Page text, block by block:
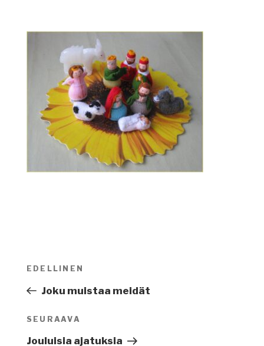
Artikkelien
Edellinen
artikkeli
EDELLINEN
Joku muistaa meidät
Seuraava
artikkeli
SEURAAVA
Jouluisia ajatuksia